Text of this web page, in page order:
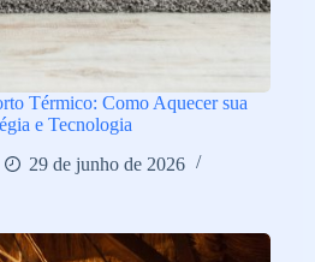
Térmico: Como Aquecer sua
e Tecnologia
29 de junho de 2026